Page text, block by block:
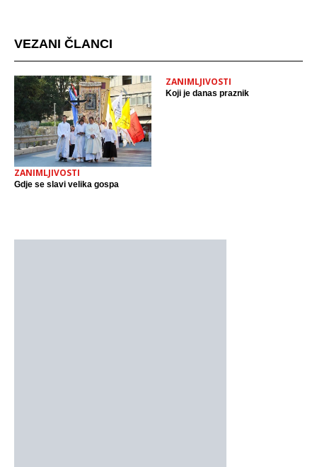
VEZANI ČLANCI
ZANIMLJIVOSTI
Gdje se slavi velika gospa
ZANIMLJIVOSTI
Koji je danas praznik